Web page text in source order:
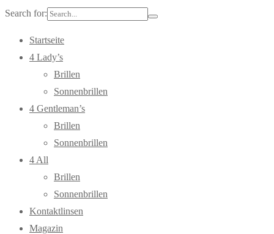
Search for:
Startseite
4 Lady’s
Brillen
Sonnenbrillen
4 Gentleman’s
Brillen
Sonnenbrillen
4 All
Brillen
Sonnenbrillen
Kontaktlinsen
Magazin